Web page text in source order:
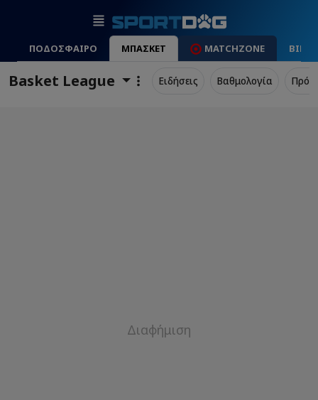
ΠΟΔΟΣΦΑΙΡΟ ΜΠΑΣΚΕΤ MATCHZONE
Basket League Ειδήσεις Βαθμολογία